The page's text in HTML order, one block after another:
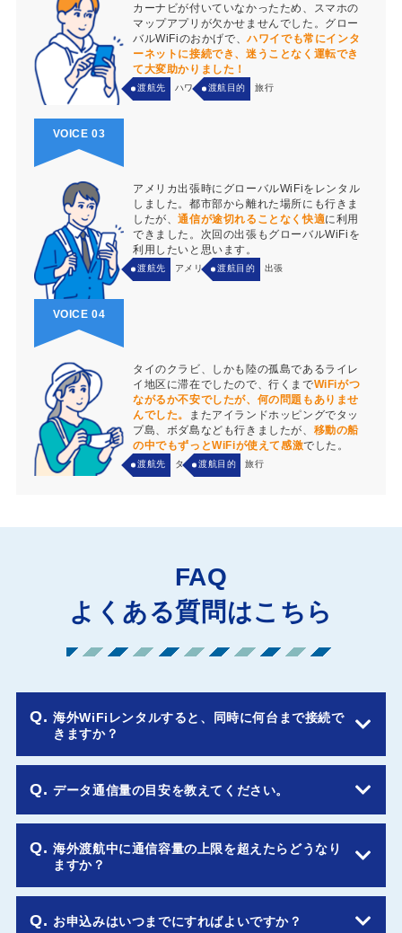
カーナビが付いていなかったため、スマホの
マップアプリが欠かせませんでした。グロー
バルWiFiのおかげで、ハワイでも常にインタ
ーネットに接続でき、迷うことなく運転でき
て大変助かりました！
渡航先 ハワイ 渡航目的 旅行
VOICE 03
アメリカ出張時にグローバルWiFiをレンタル
しました。都市部から離れた場所にも行きま
したが、通信が途切れることなく快適に利用
できました。次回の出張もグローバルWiFiを
利用したいと思います。
渡航先 アメリカ 渡航目的 出張
VOICE 04
タイのクラビ、しかも陸の孤島であるライレ
イ地区に滞在でしたので、行くまでWiFiがつ
ながるか不安でしたが、何の問題もありませ
んでした。
またアイランドホッピングでタッ
プ島、ボダ島なども行きましたが、 移動の船
の中でもずっとWiFiが使えて感激でした。
渡航先 タイ 渡航目的 旅行
FAQ
よくある質問はこちら
Q. 海外WiFiレンタルすると、同時に何台まで接続で
きますか？
複数台接続する場合は、1日にご利用いただける通信容量を分
ます。
ご契約されたプランの通信容量を超えてしまった場合、速度低
下となりますのでご注意ください。
合がございますので、インターネット通信が必ず必要なシーン
Q. データ通信量の目安を教えてください。
ンを4つご用意しています。
以下を参考に、普段使っているスマホのデータ容量よりも大き
ます。
Q. 海外渡航中に通信容量の上限を超えたらどうなり
ますか？
されるまでは減速となりますのでご注意ください。
Q. お申込みはいつまでにすればよいですか？